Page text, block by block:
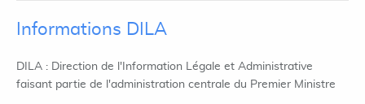
Informations DILA
DILA : Direction de l'Information Légale et Administrative
faisant partie de l'administration centrale du Premier Ministre